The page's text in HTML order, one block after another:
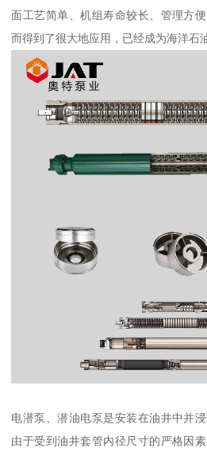
面工艺简单、机组寿命较长、管理方
而得到了很大地应用，已经成为海洋石
电潜泵、潜油电泵是安装在油井中并
由于受到油井套管内径尺寸的严格因